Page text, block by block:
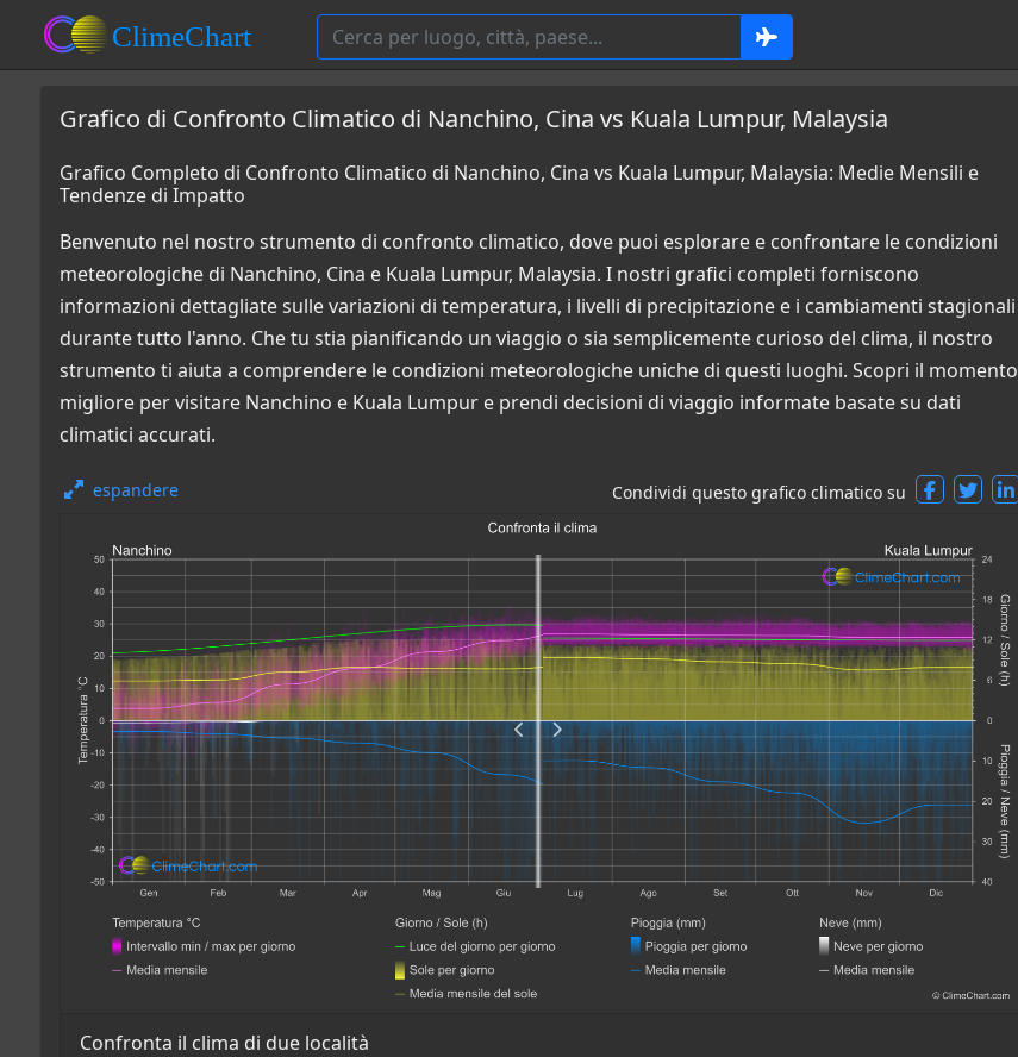
Grafico di Confronto Climatico di Nanchino, Cina vs Kuala Lumpur, Malaysia
Grafico Completo di Confronto Climatico di Nanchino, Cina vs Kuala Lumpur, Malaysia: Medie Mensili e
Tendenze di Impatto
Benvenuto nel nostro strumento di confronto climatico, dove puoi esplorare e confrontare le condizioni
meteorologiche di Nanchino, Cina e Kuala Lumpur, Malaysia. I nostri grafici completi forniscono
informazioni dettagliate sulle variazioni di temperatura, i livelli di precipitazione e i cambiamenti stagionali
durante tutto l'anno. Che tu stia pianificando un viaggio o sia semplicemente curioso del clima, il nostro
strumento ti aiuta a comprendere le condizioni meteorologiche uniche di questi luoghi. Scopri il momento
migliore per visitare Nanchino e Kuala Lumpur e prendi decisioni di viaggio informate basate su dati
climatici accurati.
espandere Condividi questo grafico climatico su
Confronta il clima di due località